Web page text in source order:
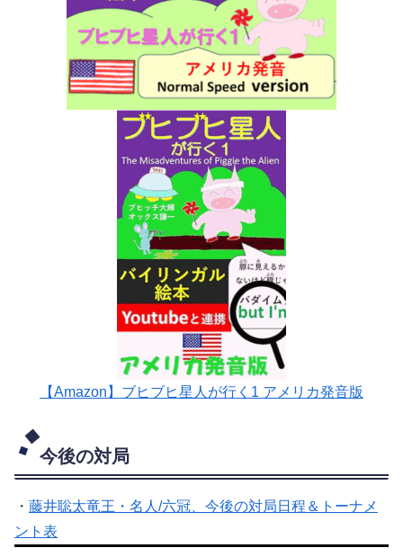
【Amazon】ブヒブヒ星人が行く1 アメリカ発音版
今後の対局
・ 藤井聡太竜王・名人/六冠、今後の対局日程＆トーナメ
ント表